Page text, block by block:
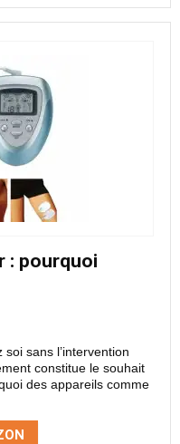
: pourquoi
sans l’intervention
constitue le souhait
des appareils comme